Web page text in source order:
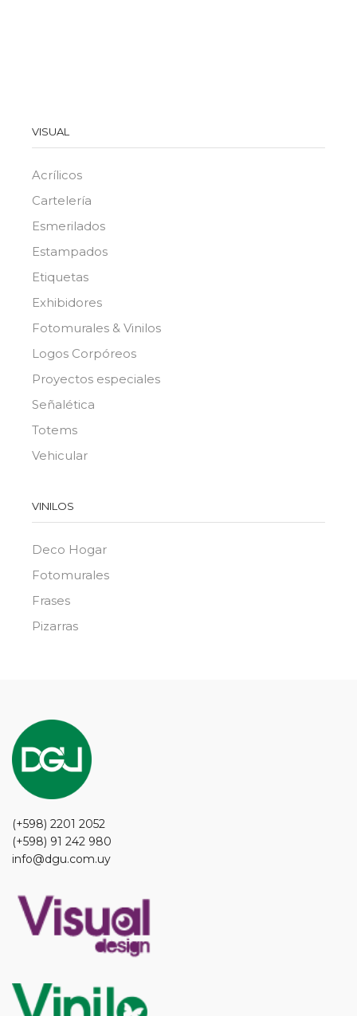
VISUAL
Acrílicos
Cartelería
Esmerilados
Estampados
Etiquetas
Exhibidores
Fotomurales & Vinilos
Logos Corpóreos
Proyectos especiales
Señalética
Totems
Vehicular
VINILOS
Deco Hogar
Fotomurales
Frases
Pizarras
(+598) 2201 2052
(+598) 91 242 980
info@dgu.com.uy